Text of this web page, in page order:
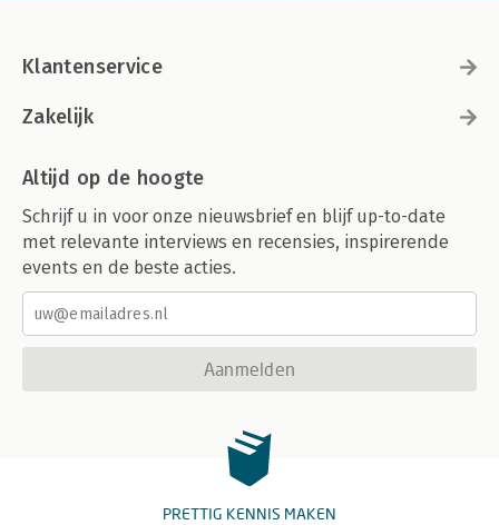
Klantenservice
Zakelijk
Altijd op de hoogte
Schrijf u in voor onze nieuwsbrief en blijf up-to-date
met relevante interviews en recensies, inspirerende
events en de beste acties.
Aanmelden
PRETTIG KENNIS MAKEN